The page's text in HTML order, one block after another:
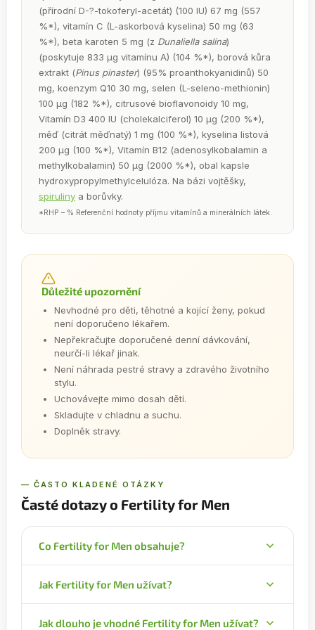
(přírodní D-?-tokoferyl-acetát) (100 IU) 67 mg (557
%*), vitamín C (L-askorbová kyselina) 50 mg (63
%*), beta karoten 5 mg (z Dunaliella salina)
(poskytuje 833 µg vitamínu A) (104 %*), borová kůra
extrakt (Pinus pinaster) (95% proanthokyanidinů) 50
mg, koenzym Q10 30 mg, selen (L-seleno-methionin)
100 µg (182 %*), citrusové bioflavonoidy 10 mg,
Vitamín D3 400 IU (cholekalciferol) 10 µg (200 %*),
měď (citrát měďnatý) 1 mg (100 %*), kyselina listová
200 µg (100 %*), Vitamín B12 (adenosylkobalamin a
methylkobalamin) 50 µg (2000 %*), obal kapsle
hydroxypropylmethylcelulóza. Na bázi vojtěšky,
spiruliny a borůvky.
*RHP – % Referenční hodnoty příjmu vitamínů a minerálních látek.
Důležité upozornění
Nevhodné pro děti, těhotné a kojící ženy, pokud
není doporučeno lékařem.
Nepřekračujte doporučené denní dávkování,
neurčí-li lékař jinak.
Není náhrada pestré stravy a zdravého životního
stylu.
Uchovávejte mimo dosah dětí.
Skladujte v chladnu a suchu.
Doplněk stravy.
— ČASTO KLADENÉ OTÁZKY
Časté dotazy o Fertility for Men
Co Fertility for Men obsahuje?
argininu, koenzymu Q10, extraktu z borové kůry,
citrusových bioflavonoidů, zinku, selenu a vitamínů
E, C, D3 a B12.
Jak Fertility for Men užívat?
Jak dlouho je vhodné Fertility for Men užívat?